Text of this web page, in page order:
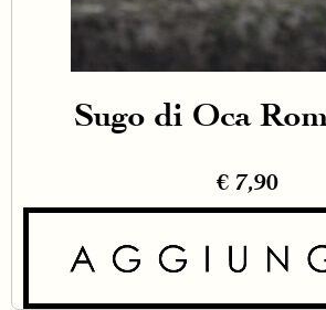
Sugo di Oca
€ 7,90